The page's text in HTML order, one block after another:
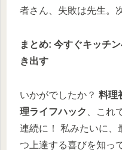
者さん、失敗は先生。
まとめ: 今すぐキッチ
き出す
いかがでしたか？ 料理
理ライフハック
、これ
連続に！ 私みたいに、
つ上達する喜びを知っ